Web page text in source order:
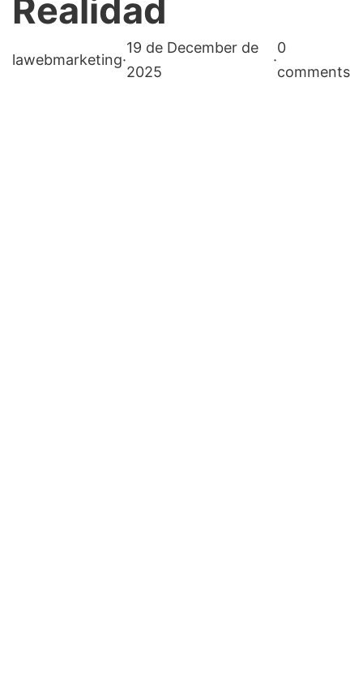
Realidad
lawebmarketing·
19 de December de
2025
·
0
comments